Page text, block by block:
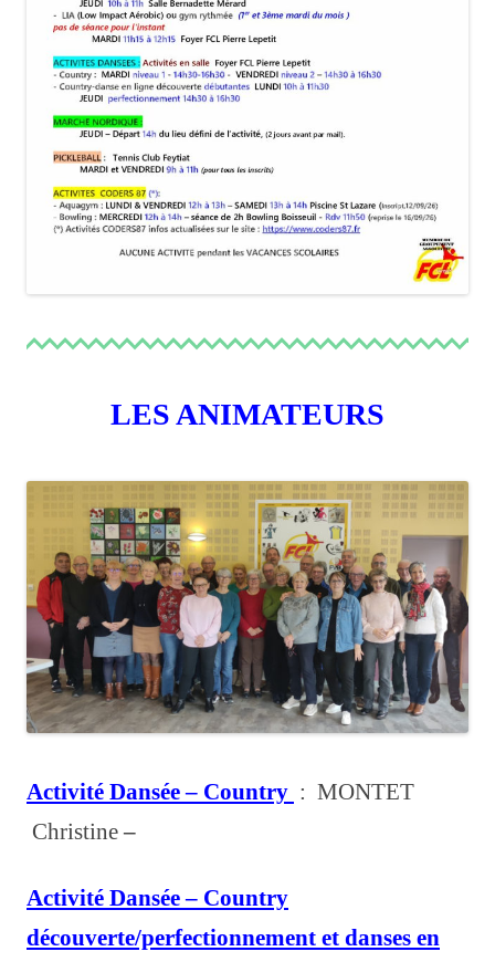
FEYTIAT
LA JONCHÈRE
NIEUL
PANAZOL
SAINT JOUVENT
SAINT GENCE
Formation
Actualités Formation
Contacts
LES ANIMATEURS
Activité Dansée – Country : MONTET
Christine–
Activité Dansée – Country
découverte/perfectionnement et danses en